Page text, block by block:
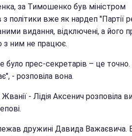
за Тимошенко був міністром
політики вже як нардеп "Партії
видання, відключені, а його
з ним не працює.
було прес-секретарів – це точно.
- розповіла вона.
- Лідія Аксенич розповіла
дружині Давида Важаєвича.